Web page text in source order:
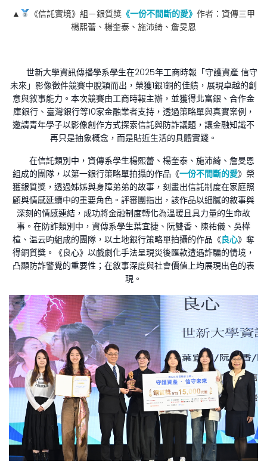
▲ 《信託實境》組－銀質獎《一份不間斷的愛》 作者：資傳三甲
楊熙蕾、楊奎泰、施沛綺、詹旻恩
世新大學資訊傳播學系學生在2025年工商時報「守護資產 信守
未來」影像徵件競賽中脫穎而出，榮獲1銀1銅的佳績，展現卓越的創
意與敘事能力。本次競賽由工商時報主辦，並獲得北富銀、合作金
庫銀行、臺灣銀行等10家金融業者支持，透過策略單與真實案例，
邀請青年學子以影像創作方式探索信託與防詐議題，讓金融知識不
再只是抽象概念，而是貼近生活的具體實踐。
在信託類別中，資傳系學生楊熙蕾、楊奎泰、施沛綺、詹旻恩
組成的團隊，以第一銀行策略單拍攝的作品《一份不間斷的愛》榮
獲銀質獎，透過姊姊與身障弟弟的故事，刻畫出信託制度在家庭照
顧與情感延續中的重要角色。評審團指出，該作品以細膩的敘事與
深刻的情感連結，成功將金融制度轉化為溫暖且具力量的生命故
事。在防詐類別中，資傳系學生葉宜捷、阮雙香、陳祐儀、吳樺
楦、温云畇組成的團隊，以土地銀行策略單拍攝的作品《良心》奪
得銅質獎。《良心》以戲劇化手法呈現災後匯款遭遇詐騙的情境，
凸顯防詐警覺的重要性；在敘事深度與社會價值上均展現出色的表
現。